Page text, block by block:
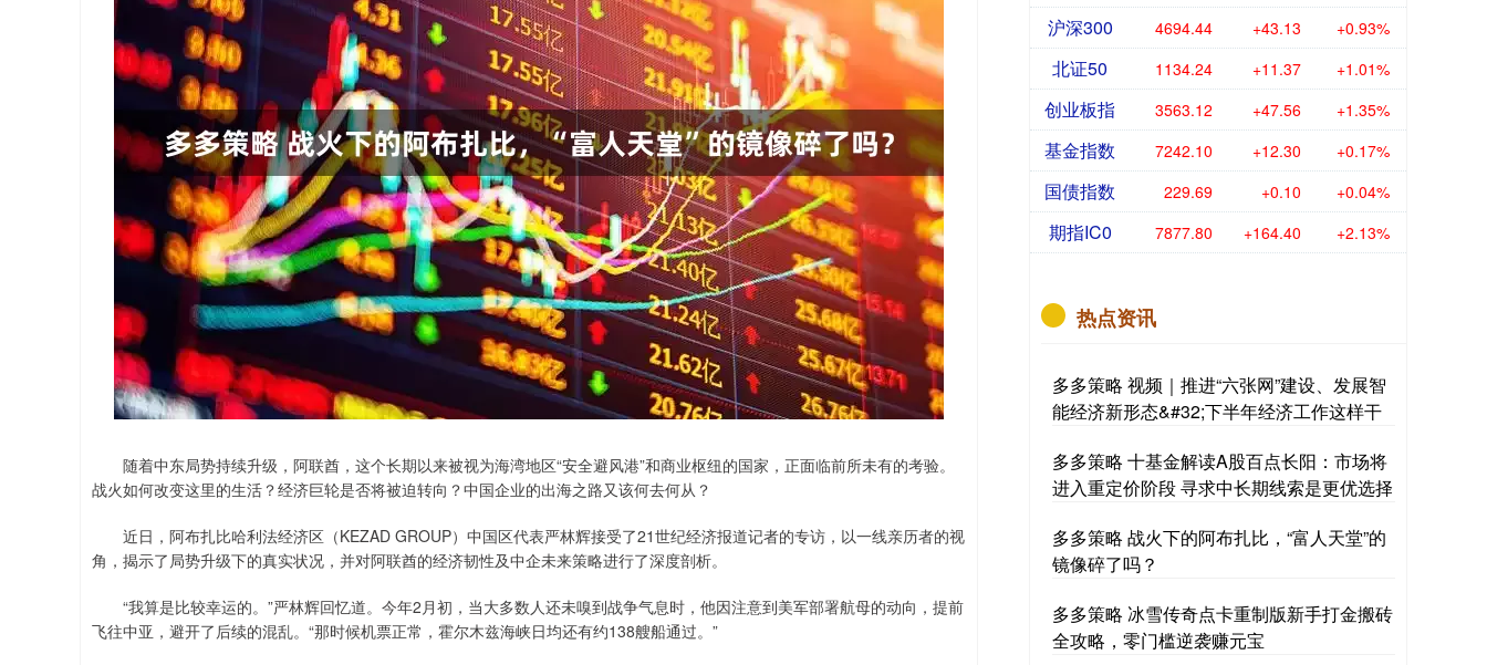
随着中东局势持续升级，阿联酋，这个长期以来被视为海湾地区“安全避风港”和商业枢纽的国家，正面临前所未有的考验。
战火如何改变这里的生活？经济巨轮是否将被迫转向？中国企业的出海之路又该何去何从？
近日，阿布扎比哈利法经济区（KEZAD GROUP）中国区代表严林辉接受了21世纪经济报道记者的专访，以一线亲历者的视
角，揭示了局势升级下的真实状况，并对阿联酋的经济韧性及中企未来策略进行了深度剖析。
“我算是比较幸运的。”严林辉回忆道。今年2月初，当大多数人还未嗅到战争气息时，他因注意到美军部署航母的动向，提前
飞往中亚，避开了后续的混乱。“那时候机票正常，霍尔木兹海峡日均还有约138艘船通过。”
沪深300 4694.44 +43.13 +0.93%
北证50 1134.24 +11.37 +1.01%
创业板指 3563.12 +47.56 +1.35%
基金指数 7242.10 +12.30 +0.17%
国债指数 229.69 +0.10 +0.04%
期指IC0 7877.80 +164.40 +2.13%
热点资讯
多多策略 视频｜推进“六张网”建设、发展智
能经济新形态&#32;下半年经济工作这样干
多多策略 十基金解读A股百点长阳：市场将
进入重定价阶段 寻求中长期线索是更优选择
多多策略 战火下的阿布扎比，“富人天堂”的
镜像碎了吗？
多多策略 冰雪传奇点卡重制版新手打金搬砖
全攻略，零门槛逆袭赚元宝